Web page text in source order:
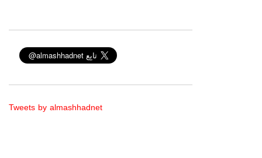
Tweets by almashhadnet